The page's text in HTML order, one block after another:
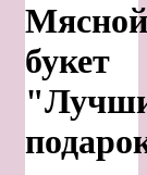
Мясной
букет